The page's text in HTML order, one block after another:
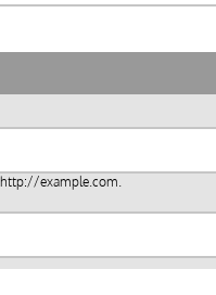
http://example.com.